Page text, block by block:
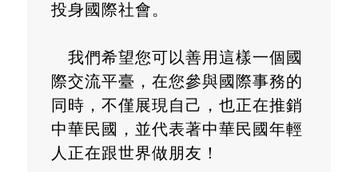
投身國際社會。
我們希望您可以善用這樣一個國
際交流平臺，在您參與國際事務的
同時，不僅展現自己，也正在推銷
中華民國，並代表著中華民國年輕
人正在跟世界做朋友！